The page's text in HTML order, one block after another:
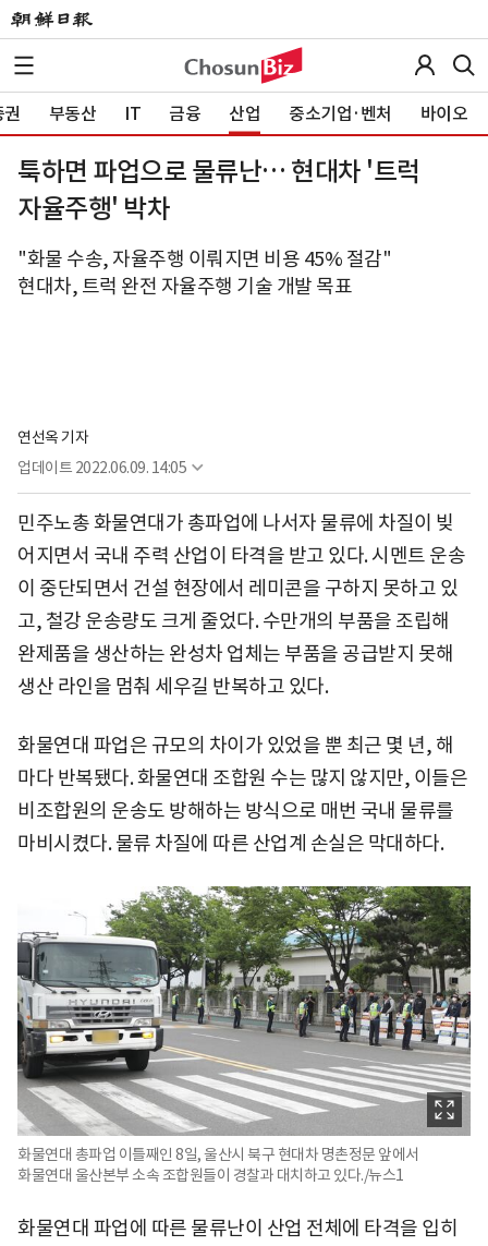
부동산 IT 금융 산업 중소기업·벤처 바이오
툭하면 파업으로 물류난… 현대차 '트럭
자율주행' 박차
"화물 수송, 자율주행 이뤄지면 비용 45% 절감"
현대차, 트럭 완전 자율주행 기술 개발 목표
연선옥 기자
업데이트 2022.06.09. 14:05
민주노총 화물연대가 총파업에 나서자 물류에 차질이 빚
어지면서 국내 주력 산업이 타격을 받고 있다. 시멘트 운송
이 중단되면서 건설 현장에서 레미콘을 구하지 못하고 있
고, 철강 운송량도 크게 줄었다. 수만개의 부품을 조립해
완제품을 생산하는 완성차 업체는 부품을 공급받지 못해
생산 라인을 멈춰 세우길 반복하고 있다.
화물연대 파업은 규모의 차이가 있었을 뿐 최근 몇 년, 해
마다 반복됐다. 화물연대 조합원 수는 많지 않지만, 이들은
비조합원의 운송도 방해하는 방식으로 매번 국내 물류를
마비시켰다. 물류 차질에 따른 산업계 손실은 막대하다.
화물연대 총파업 이틀째인 8일, 울산시 북구 현대차 명촌정문 앞에서
화물연대 울산본부 소속 조합원들이 경찰과 대치하고 있다./뉴스1
화물연대 파업에 따른 물류난이 산업 전체에 타격을 입히